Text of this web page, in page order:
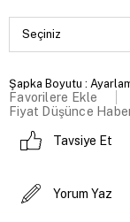
Şapka Boyutu :
Favorilere Ekle
Fiyat Düşünce
Tavsiye Et
Yorum Yaz